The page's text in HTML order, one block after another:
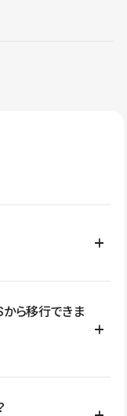
用サイト、ブロ
介サイト、ポートフ
ら移行できま
整理したうえで、